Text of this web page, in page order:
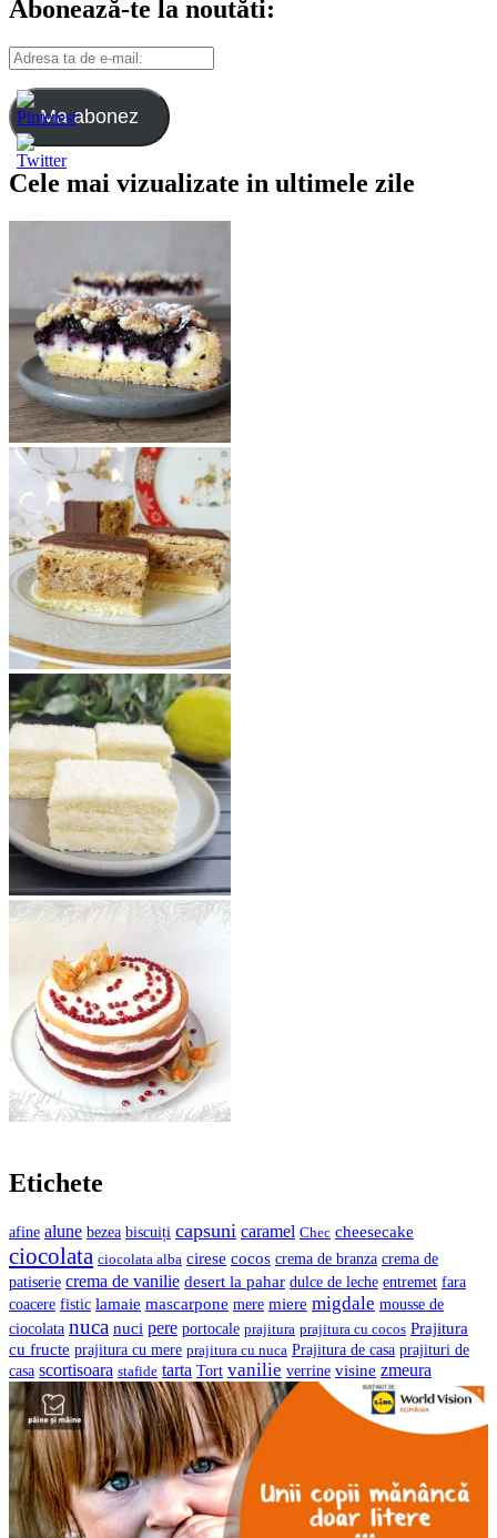
Abonează-te la noutăti:
Adresa
ta
de
e-
mail:
Ma abonez
Cele mai vizualizate in ultimele zile
Etichete
afine alune bezea biscuiți capsuni caramel Chec cheesecake
ciocolata ciocolata alba cirese cocos crema de branza crema de
patiserie crema de vanilie desert la pahar dulce de leche entremet fara
coacere fistic lamaie mascarpone mere miere migdale mousse de
ciocolata nuca nuci pere portocale prajitura prajitura cu cocos Prajitura
cu fructe prajitura cu mere prajitura cu nuca Prajitura de casa prajituri de
casa scortisoara stafide tarta Tort vanilie verrine visine zmeura